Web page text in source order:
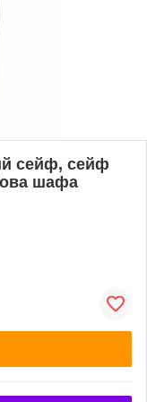
сейф, сейф
шафа